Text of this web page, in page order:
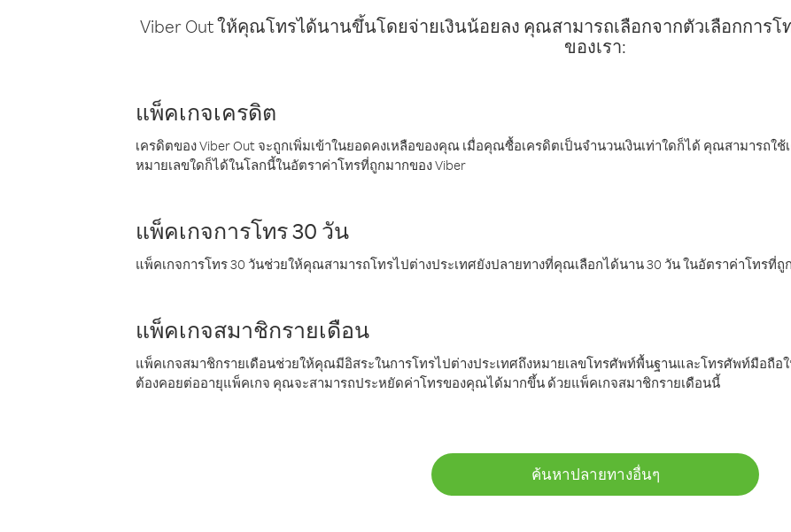
Viber Out ให้คุณโทรได้นานขึ้นโดยจ่ายเงินน้อยลง คุณสามารถเลือกจากตัวเลือกการ
ของเรา:
แพ็คเกจเครดิต
เครดิตของ Viber Out จะถูกเพิ่มเข้าในยอดคงเหลือของคุณ เมื่อคุณซื้อเครดิตเป็นจำนวนเงินเท่าใดก็ได้ คุณสามารถใ
หมายเลขใดก็ได้ในโลกนี้ในอัตราค่าโทรที่ถูกมากของ Viber
แพ็คเกจการโทร 30 วัน
แพ็คเกจการโทร 30 วันช่วยให้คุณสามารถโทรไปต่างประเทศยังปลายทางที่คุณเลือกได้นาน 30 วัน ในอัตราค่าโทรที่ถู
แพ็คเกจสมาชิกรายเดือน
แพ็คเกจสมาชิกรายเดือนช่วยให้คุณมีอิสระในการโทรไปต่างประเทศถึงหมายเลขโทรศัพท์พื้นฐานและโทรศัพท์มือถือ
ต้องคอยต่ออายุแพ็คเกจ คุณจะสามารถประหยัดค่าโทรของคุณได้มากขึ้น ด้วยแพ็คเกจสมาชิกรายเดือนนี้
ค้นหาปลายทางอื่นๆ